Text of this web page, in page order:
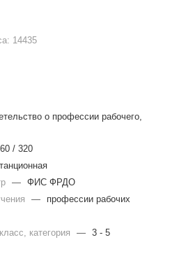
14435
о профессии рабочего,
/ 320
— ФИС ФРДО
—
профессии рабочих
категория
— 3 - 5